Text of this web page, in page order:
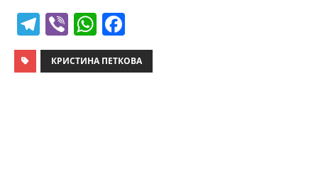
T
el
e
Vi
b
er
W
h
at
a
c
КРИСТИНА ПЕТКОВА